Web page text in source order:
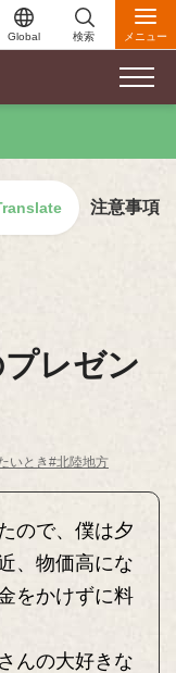
Global 検索 メニュー
注意事項
レゼン
いとき#北陸地方
ので、僕は夕
、物価高にな
をかけずに料
んの大好きな